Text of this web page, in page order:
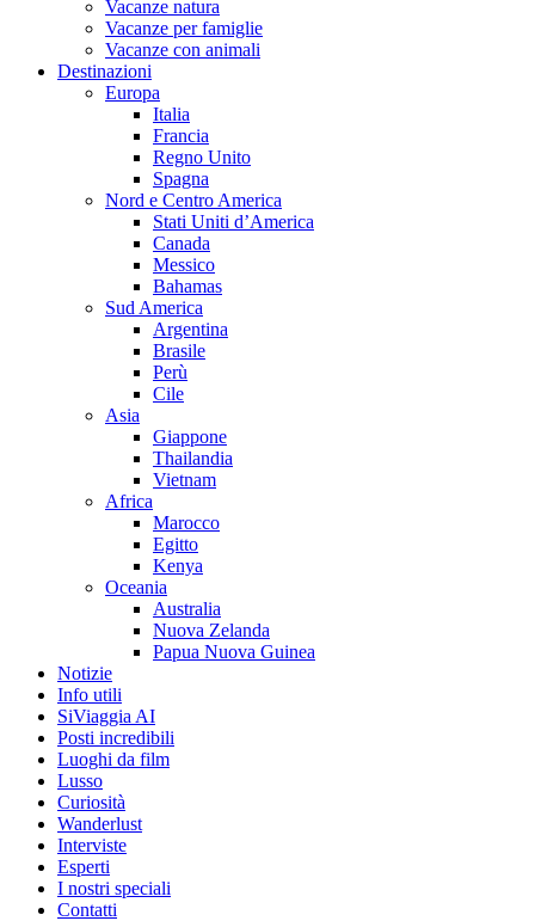
Vacanze natura
Vacanze per famiglie
Vacanze con animali
Destinazioni
Europa
Italia
Francia
Regno Unito
Spagna
Nord e Centro America
Stati Uniti d’America
Canada
Messico
Bahamas
Sud America
Argentina
Brasile
Perù
Cile
Asia
Giappone
Thailandia
Vietnam
Africa
Marocco
Egitto
Kenya
Oceania
Australia
Nuova Zelanda
Papua Nuova Guinea
Notizie
Info utili
SiViaggia AI
Posti incredibili
Luoghi da film
Lusso
Curiosità
Wanderlust
Interviste
Esperti
I nostri speciali
Contatti